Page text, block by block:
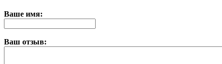
Ваше имя:
Ваш отзыв: